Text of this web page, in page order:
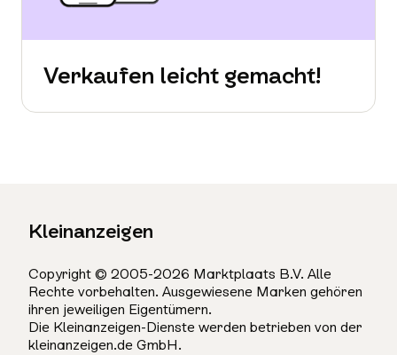
Verkaufen leicht gemacht!
Kleinanzeigen
Copyright © 2005-2026 Marktplaats B.V. Alle
Rechte vorbehalten. Ausgewiesene Marken gehören
ihren jeweiligen Eigentümern.
Die Kleinanzeigen-Dienste werden betrieben von der
kleinanzeigen.de GmbH.